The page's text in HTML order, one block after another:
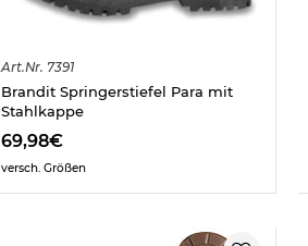
Art.Nr. 7391
Brandit Springerstiefel Para mit
Stahlkappe
69,98€
versch. Größen